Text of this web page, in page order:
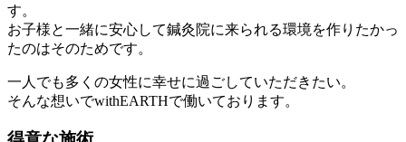
す。
お子様と一緒に安心して鍼灸院に来られる環境を作りたかっ
たのはそのためです。
一人でも多くの女性に幸せに過ごしていただきたい。
そんな想いでwithEARTHで働いております。